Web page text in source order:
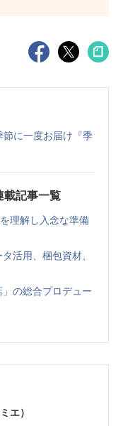
に一度お届け『季
記事一覧
理解し入念な準備
活用、梱包資材、
の総合プロデュー
エ）